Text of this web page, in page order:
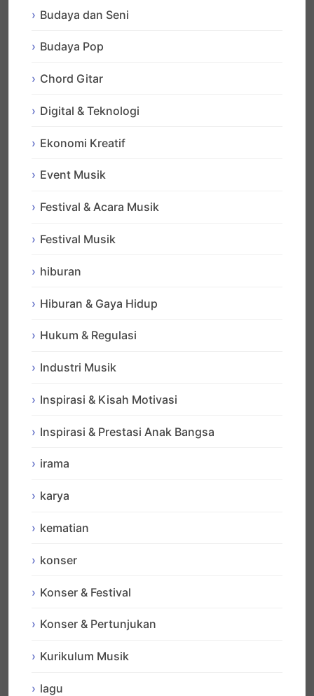
Budaya dan Seni
Budaya Pop
Chord Gitar
Digital & Teknologi
Ekonomi Kreatif
Event Musik
Festival & Acara Musik
Festival Musik
hiburan
Hiburan & Gaya Hidup
Hukum & Regulasi
Industri Musik
Inspirasi & Kisah Motivasi
Inspirasi & Prestasi Anak Bangsa
irama
karya
kematian
konser
Konser & Festival
Konser & Pertunjukan
Kurikulum Musik
lagu